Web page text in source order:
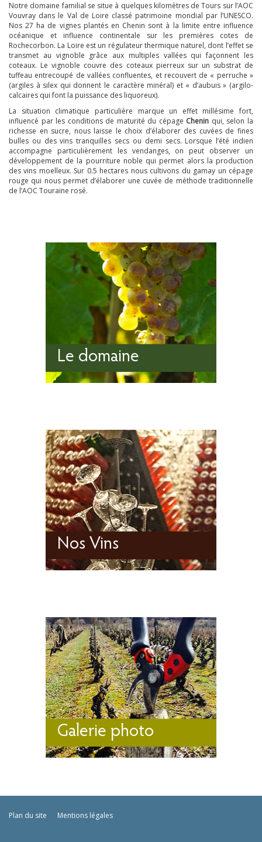
Notre domaine familial se situe à quelques kilomètres de Tours sur l’AOC
Vouvray dans le Val de Loire classé patrimoine mondial par l’UNESCO.
Nos 27 ha de vignes plantés en Chenin sont à la limite entre influence
océanique et influence continentale sur les premières cotes de
Rochecorbon. La Loire est un régulateur thermique naturel, dont l’effet se
transmet au vignoble grâce aux multiples vallées qui façonnent les
coteaux. Le vignoble couvre des coteaux pierreux sur un substrat de
tuffeau entrecoupé de vallées confluentes, et recouvert de « perruche »
(argiles à silex qui donnent le caractère minéral) et « d’aubuis » (argilo-
calcaires qui font la puissance des liquoreux).
La situation climatique particulière marque un effet millésime fort,
influencé par les conditions de maturité du cépage Chenin qui, selon la
richesse en sucre, nous laisse le choix d’élaborer des cuvées de fines
bulles ou des vins tranquilles secs ou demi secs. Lorsque l’été indien
accompagne particulièrement les vendanges, on peut observer un
développement de la pourriture noble qui permet alors la production
des vins moelleux. Sur 0.5 hectares nous cultivons du gamay un cépage
rouge qui nous permet d’élaborer une cuvée de méthode traditionnelle
de l’AOC Touraine rosé.
Le domaine
Nos Vins
Galerie photo
Plan du site Mentions légales